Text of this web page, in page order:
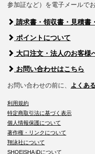
参加証など）を電子メールで
請求書・領収書・見積書
ポイントについて
大口注文・法人のお客様
お問い合わせはこちら
お問い合わせの前に、 よくあ
利用規約
特定商取引法に基づく表示
個人情報保護について
著作権・リンクについて
翔泳社について
SHOEISHA iDについて